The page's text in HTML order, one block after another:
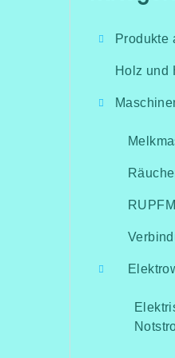
überspringen
Produkte
Holz und